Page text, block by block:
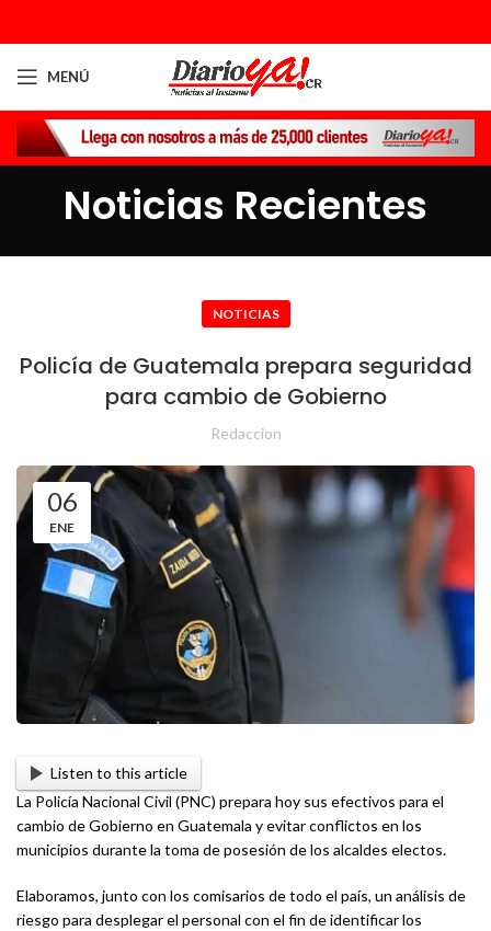
MENÚ
Noticias Recientes
NOTICIAS
Policía de Guatemala prepara seguridad
para cambio de Gobierno
Redaccion
06
ENE
Listen to this article
La Policía Nacional Civil (PNC) prepara hoy sus efectivos para el
cambio de Gobierno en Guatemala y evitar conflictos en los
municipios durante la toma de posesión de los alcaldes electos.
Elaboramos, junto con los comisarios de todo el país, un análisis de
riesgo para desplegar el personal con el fin de identificar los